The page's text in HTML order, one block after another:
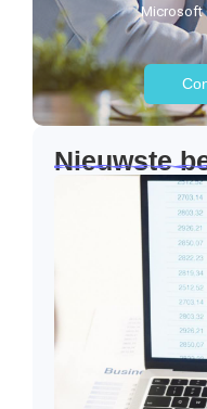
Microsoft
Nieuwste